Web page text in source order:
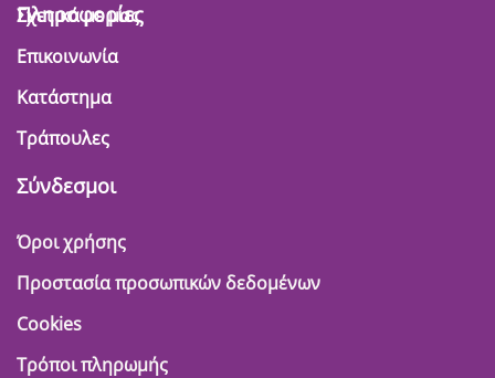
Πληροφορίες
Σχετικά με μας
Επικοινωνία
Κατάστημα
Τράπουλες
Σύνδεσμοι
Όροι χρήσης
Προστασία προσωπικών δεδομένων
Cookies
Τρόποι πληρωμής